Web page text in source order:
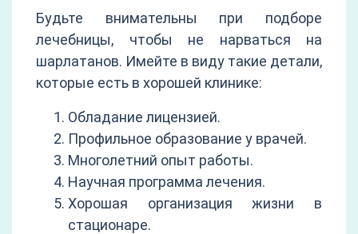
Будьте внимательны при подборе
лечебницы, чтобы не нарваться на
шарлатанов. Имейте в виду такие детали,
которые есть в хорошей клинике:
Обладание лицензией.
Профильное образование у врачей.
Многолетний опыт работы.
Научная программа лечения.
Хорошая организация жизни в
стационаре.